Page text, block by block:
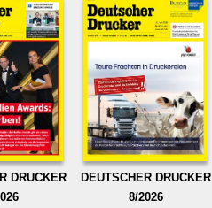
DRUCKER
DEUTSCHER DRUCKER
8/2026